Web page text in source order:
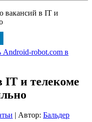
вакансий в IT и
Android-robot.com в
IT и телекоме
| Автор: Бальдер